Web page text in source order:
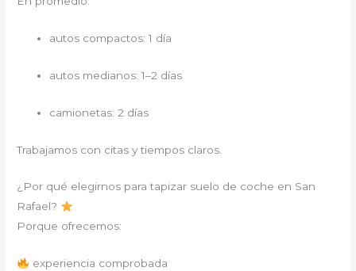
autos compactos: 1 día
autos medianos: 1–2 días
camionetas: 2 días
Trabajamos con citas y tiempos claros.
¿Por qué elegirnos para tapizar suelo de coche en San
Rafael?
Porque ofrecemos:
experiencia comprobada